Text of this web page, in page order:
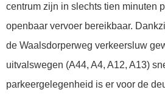
centrum zijn in slechts tien minuten
openbaar vervoer bereikbaar.
de Waalsdorperweg verkeersluw
uitvalswegen (A44, A4, A12, A13)
parkeergelegenheid is er voor de